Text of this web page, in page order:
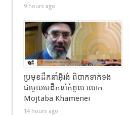
9 hours ago
ប្រមុខដឹកនាំអ៊ីរ៉ង់ ពិបាកទាក់ទង
ជាមួយមេដឹកនាំកំពូល លោក
Mojtaba Khamenei
14 hours ago